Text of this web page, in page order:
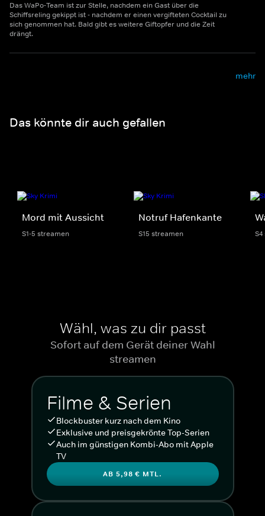
Das WaPo-Team ist zur Stelle, nachdem ein Gast über die
Schiffsreling gekippt ist - nachdem er einen vergifteten Cocktail zu
sich genommen hat. Bald gibt es weitere Giftopfer und die Zeit
drängt.
mehr
Das könnte dir auch gefallen
Mord mit Aussicht
S1-5 streamen
Notruf Hafenkante
S15 streamen
Wähl, was zu dir passt
Sofort auf dem Gerät deiner Wahl
streamen
Filme & Serien
Blockbuster kurz nach dem Kino
Exklusive und preisgekrönte Top-Serien
Auch im günstigen Kombi-Abo mit Apple
TV
AB 5,98 € MTL.